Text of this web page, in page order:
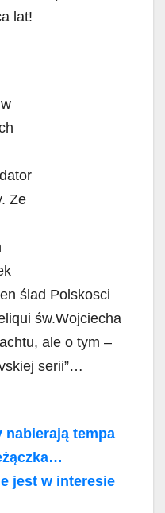
lat!
Ze
ślad Polskosci
św.Wojciecha
ale o tym –
serii”…
nabierają tempa
jest w interesie